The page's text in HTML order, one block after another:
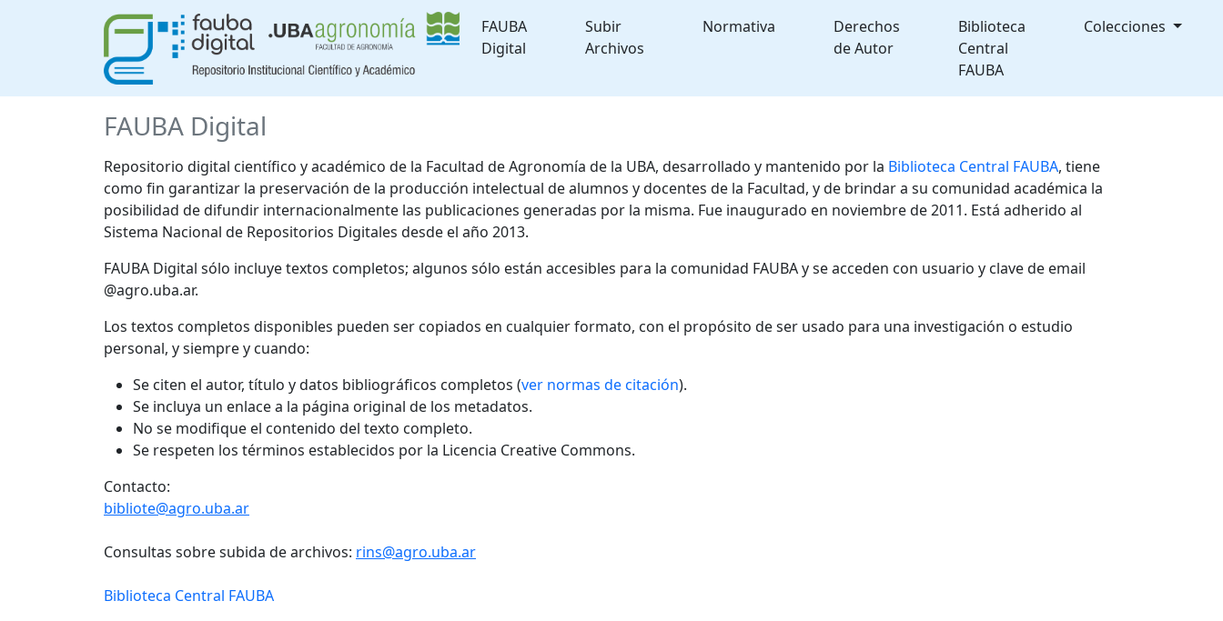
FAUBA
Digital
Subir
Archivos
Normativa
Derechos
de Autor
Biblioteca
Central
FAUBA
Colecciones
FAUBA Digital
Repositorio digital científico y académico de la Facultad de Agronomía de la UBA, desarrollado y mantenido por la Biblioteca Central FAUBA, tiene
como fin garantizar la preservación de la producción intelectual de alumnos y docentes de la Facultad, y de brindar a su comunidad académica la
posibilidad de difundir internacionalmente las publicaciones generadas por la misma. Fue inaugurado en noviembre de 2011. Está adherido al
Sistema Nacional de Repositorios Digitales desde el año 2013.
FAUBA Digital sólo incluye textos completos; algunos sólo están accesibles para la comunidad FAUBA y se acceden con usuario y clave de email
@agro.uba.ar.
Los textos completos disponibles pueden ser copiados en cualquier formato, con el propósito de ser usado para una investigación o estudio
personal, y siempre y cuando:
Se citen el autor, título y datos bibliográficos completos (ver normas de citación).
Se incluya un enlace a la página original de los metadatos.
No se modifique el contenido del texto completo.
Se respeten los términos establecidos por la Licencia Creative Commons.
Contacto:
bibliote@agro.uba.ar
Consultas sobre subida de archivos: rins@agro.uba.ar
Biblioteca Central FAUBA